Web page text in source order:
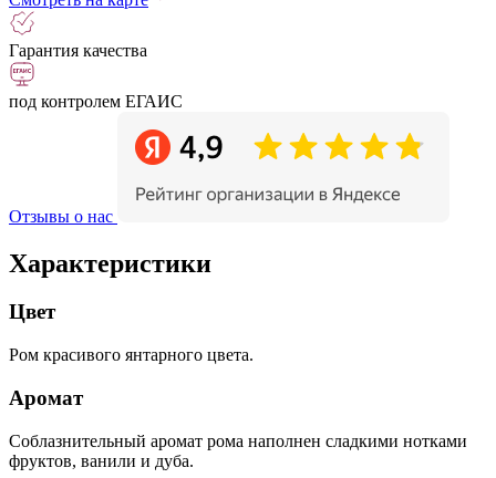
Гарантия качества
под контролем ЕГАИС
Отзывы о нас
Характеристики
Цвет
Ром красивого янтарного цвета.
Аромат
Соблазнительный аромат рома наполнен сладкими нотками
фруктов, ванили и дуба.